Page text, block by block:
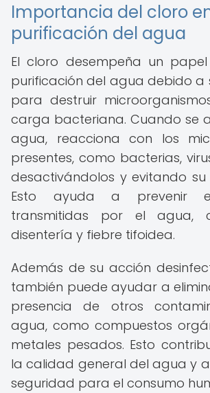
Importancia del cloro
purificación del agua
El cloro desempeña un
purificación del agua debido
para destruir
carga bacteriana. Cuando se
agua, reacciona con los
presentes, como bacterias,
desactivándolos y evitando su
Esto ayuda a prevenir
transmitidas por el agua,
disentería y fiebre tifoidea.
Además de su acción
también puede ayudar a
presencia de otros
agua, como compuestos
metales pesados. Esto
la calidad general del agua y
seguridad para el consumo